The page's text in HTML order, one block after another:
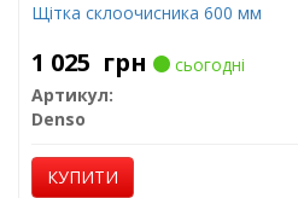
Щітка склоочисника 600 мм
1 025 грн
сьогодні
Артикул:
Denso
КУПИТИ